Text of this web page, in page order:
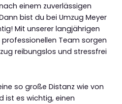
einem zuverlässigen
bist du bei Umzug Meyer
Mit unserer langjährigen
Team sorgen
reibungslos und stressfrei
so große Distanz wie von
ist es wichtig, einen